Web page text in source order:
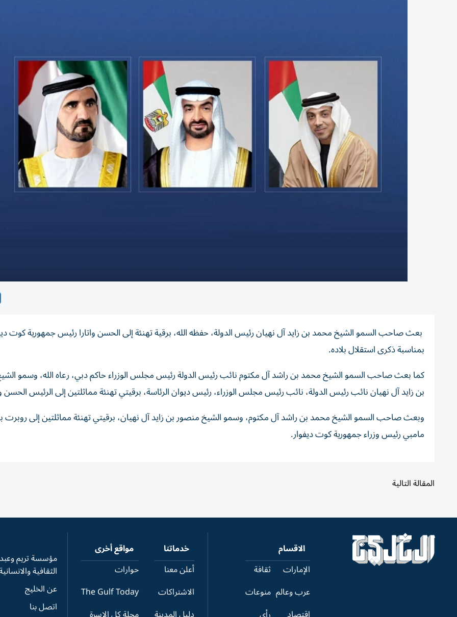
بعث صاحب السمو الشيخ محمد بن زايد آل نهيان رئيس الدولة، حفظه الله، برقية تهنئة إلى الحسن واتارا رئيس جمهورية كوت
بمناسبة ذكرى استقلال بلاده.
كما بعث صاحب السمو الشيخ محمد بن راشد آل مكتوم نائب رئيس الدولة رئيس مجلس الوزراء حاكم دبي، رعاه الله، وسمو
بن زايد آل نهيان نائب رئيس الدولة، نائب رئيس مجلس الوزراء، رئيس ديوان الرئاسة، برقيتي تهنئة مماثلتين إلى الرئيس الحسن
وبعث صاحب السمو الشيخ محمد بن راشد آل مكتوم، وسمو الشيخ منصور بن زايد آل نهيان، برقيتي تهنئة مماثلتين إلى روبرت
مامبي رئيس وزراء جمهورية كوت ديفوار.
المقالة التالية
الاقسام
الإمارات
عرب وعالم
ثقافة
منوعات
خدماتنا
أعلن معنا
الاشتراكات
مواقع أخرى
حوارات
The Gulf Today
مؤسسة تريم
الثقافية
عن الخليج
اتصل بنا